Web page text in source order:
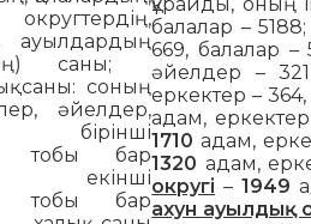
ауылдардың
саны;
саны: соның
әйелдер,
бірінші
тобы бар
екінші
тобы бар
балалар – 5188;
669, балалар –
әйелдер –
еркектер –
адам,
1710 адам,
1320 адам,
округі – 1949
ахун ауылдық